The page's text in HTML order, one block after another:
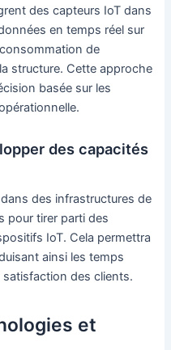
des capteurs IoT dans
en temps réel sur
de
structure. Cette approche
basée sur les
des capacités
des infrastructures de
pour tirer parti des
IoT. Cela permettra
ainsi les temps
satisfaction des clients.
et